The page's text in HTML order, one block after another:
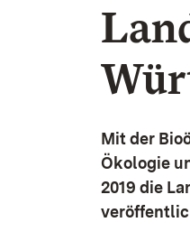
Mit der
Ökologie
2019 die